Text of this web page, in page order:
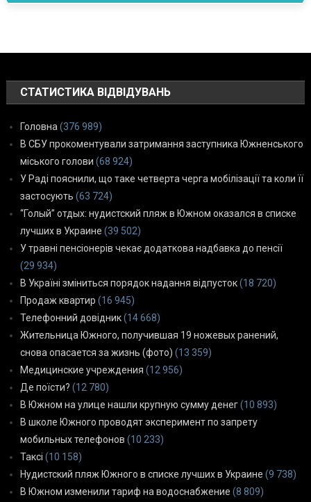
СТАТИСТИКА ВІДВІДУВАНЬ
Головна (376 989)
В СБУ прокоментували затримання заступника Южненського
міського голови (68 924)
У Раді пояснили, що таке четверта черга мобілізації та коли її
застосують (63 724)
“Голый” отдых: нудистский пляж в Южном оказался в списке
лучших в Украине (39 502)
У травні пенсіонерів чекає додаткова надбавка до пенсії
(29 934)
В Україні зміниться порядок надання відпусток(18 720)
Продаж квартир (16 945)
Телефонний довідник(14 668)
Жительница Южного, получившая 19 ножевых ранений,
снова опасается за жизнь (фото) (13 359)
Медицинские учреждения (12 956)
Де поїсти? (12 780)
В Южном на улице нашли крупную сумму денег(10 893)
В школе Южного проводят эксперимент по запрету
мобильных телефонов (10 233)
Таксі (10 158)
Нудистский пляж Южного в списке лучших в Украине (9 738)
В Южном изменили тариф на водоснабжение (8 809)